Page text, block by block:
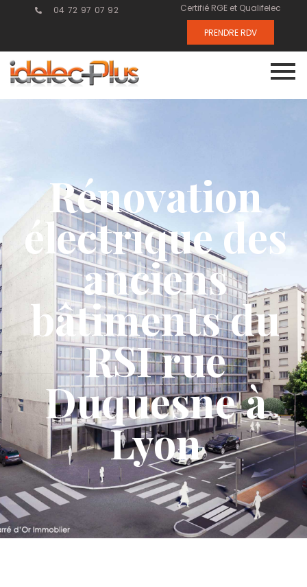
04 72 97 07 92 Certifié RGE et Qualifelec
PRENDRE RDV
Rénovation
électrique des
anciens
bâtiments du
RSI rue
Duquesne à
Lyon